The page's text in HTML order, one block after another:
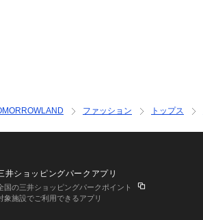
ファッション トップス
井ショッピングパークアプリ
国の三井ショッピングパークポイント
象施設でご利用できるアプリ